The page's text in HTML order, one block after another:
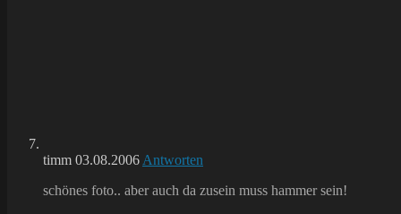
timm 03.08.2006 Antworten
schönes foto.. aber auch da zusein muss hammer sein!